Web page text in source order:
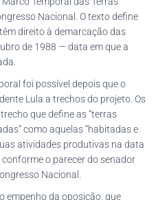
Nacional. O texto define
direito à demarcação das
de 1988 — data em que a
foi possível depois que o
Lula a trechos do projeto. Os
que define as “terras
como aquelas “habitadas e
atividades produtivas na data
o parecer do senador
Nacional.
empenho da oposição, que